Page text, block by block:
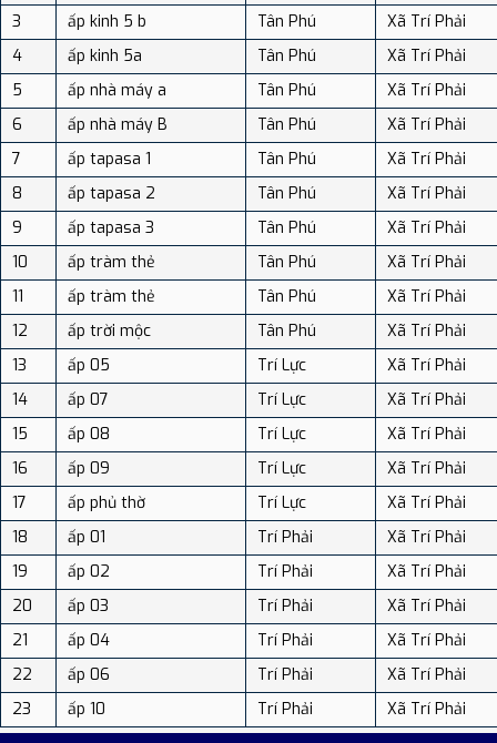
3
ấp kinh 5 b Tân Phú
Xã Trí Phải
4
ấp kinh 5a Tân Phú
Xã Trí Phải
5
ấp nhà máy a Tân Phú
Xã Trí Phải
6
ấp nhà máy B Tân Phú
Xã Trí Phải
7
ấp tapasa 1 Tân Phú
Xã Trí Phải
8
ấp tapasa 2 Tân Phú
Xã Trí Phải
9
ấp tapasa 3 Tân Phú
Xã Trí Phải
10
ấp tràm thẻ Tân Phú
Xã Trí Phải
11
ấp tràm thẻ Tân Phú
Xã Trí Phải
12
ấp trời mộc Tân Phú
Xã Trí Phải
13
ấp 05 Trí Lực
Xã Trí Phải
14
ấp 07 Trí Lực
Xã Trí Phải
15
ấp 08 Trí Lực
Xã Trí Phải
16
ấp 09 Trí Lực
Xã Trí Phải
17
ấp phủ thờ Trí Lực
Xã Trí Phải
18
ấp 01 Trí Phải
Xã Trí Phải
19
ấp 02 Trí Phải
Xã Trí Phải
20
ấp 03 Trí Phải
Xã Trí Phải
21
ấp 04 Trí Phải
Xã Trí Phải
22
ấp 06 Trí Phải
Xã Trí Phải
23
ấp 10 Trí Phải Xã Trí Phải